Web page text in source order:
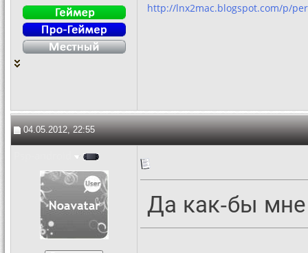
http://lnx2mac.blogspot.com/p/
04.05.2012, 22:55
Да как-бы